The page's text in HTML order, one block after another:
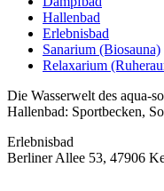
Hallenbad
Erlebnisbad
Sanarium (Biosauna)
Relaxarium
Die Wasserwelt des aqua-
Hallenbad: Sportbecken,
Erlebnisbad
Berliner Allee 53, 47906